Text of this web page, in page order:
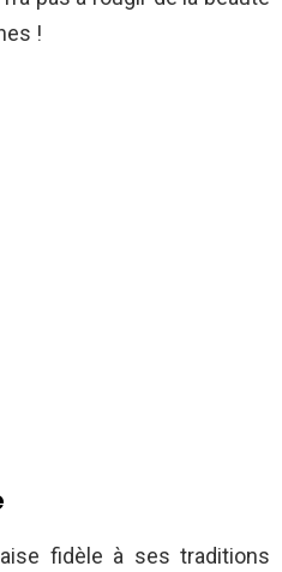
!
fidèle à ses traditions